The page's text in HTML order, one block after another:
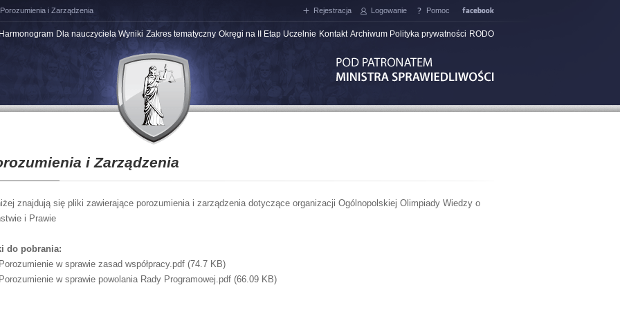
Porozumienia i Zarządzenia Rejestracja Logowanie Pomoc facebook
Dla nauczyciela
Internetowy system obsługi
Wyniki
Wyniki I Etapu
Wyniki II Etapu
Zakres tematyczny
Testy z bieżącej edycji
Zakres tematyczny na I Etap
Zakres tematyczny na II Etap
Zakres tematyczny na III Etap
Okręgi na II Etap Uczelnie Kontakt Archiwum
Olimpiada 2010/2011
Olimpiada 2012/2013
Polityka prywatności RODO
i Zarządzenia
znajdują się pliki zawierające porozumienia i zarządzenia dotyczące organizacji Ogólnopolskiej Olimpiady Wiedzy o
i Prawie
do pobrania:
w sprawie zasad współpracy.pdf (74.7 KB)
w sprawie powolania Rady Programowej.pdf (66.09 KB)